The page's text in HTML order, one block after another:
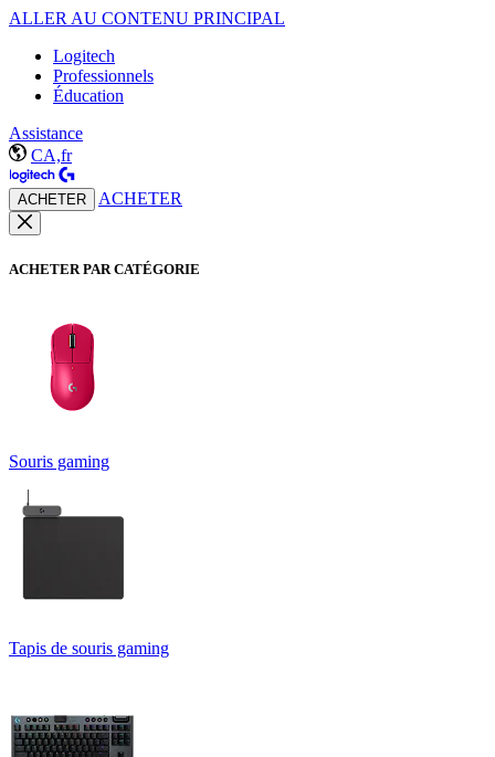
ALLER AU CONTENU PRINCIPAL
Logitech
Professionnels
Éducation
Assistance
CA,fr
ACHETER ACHETER
ACHETER PAR CATÉGORIE
Souris gaming
Tapis de souris gaming